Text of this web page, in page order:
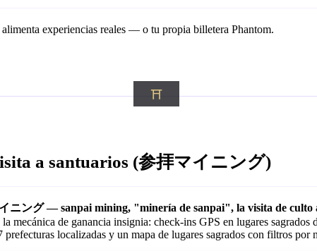
experiencias reales — o tu propia billetera Phantom.
a santuarios (参拝マイニング)
ニング — sanpai mining, "minería de sanpai", la visita de culto
mecánica de ganancia insignia: check-ins GPS en lugares sagrados
localizadas y un mapa de lugares sagrados con filtros por